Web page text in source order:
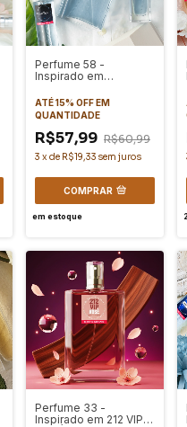
Perfume 58 -
Inspirado em
ATÉ 15% OFFEM
QUANTIDADE
R$57,99 R$60,99
3 xde R$19,33 sem juros
COMPRAR
em estoque
Perfume 33 -
Inspirado em 212 VIP